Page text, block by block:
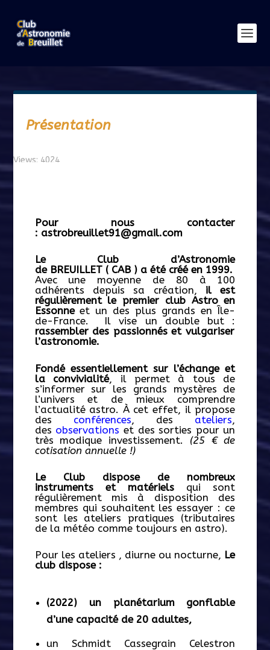
Présentation
Views: 4024
Pour nous contacter
: astrobreuillet91@gmail.com
Le Club d’Astronomie
de BREUILLET( CAB ) a été créé en 1999.
Avec une moyenne de 80 à 100
adhérents depuis sa création, il est
régulièrement le premier club Astro en
Essonneet un des plus grands en Île-
de-France. Il vise un double but :
rassembler des passionnés et vulgariser
l’astronomie.
Fondé essentiellement sur l’échange et
la convivialité, il permet à tous de
s’informer sur les grands mystères de
l’univers et de mieux comprendre
l’actualité astro. À cet effet, il propose
des conférences, des ateliers,
des observations et des sorties pour un
très modique investissement. (25 € de
cotisation annuelle !)
Le Club dispose de nombreux
instruments et matériels qui sont
régulièrement mis à disposition des
membres qui souhaitent les essayer : ce
sont les ateliers pratiques (tributaires
de la météo comme toujours en astro).
Pour les ateliers , diurne ou nocturne, Le
club dispose :
(2022) un planétarium gonflable
d’une capacité de 20 adultes,
un Schmidt Cassegrain Celestron